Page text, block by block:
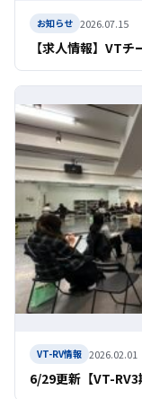
お知らせ 2026.07.15
【求人情報】VT
VT-RV情報 2026.02.01
6/29更新【VT-